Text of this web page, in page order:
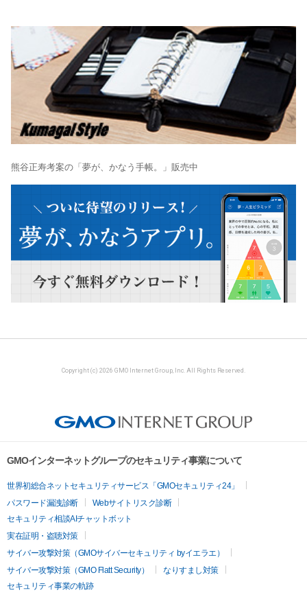
熊谷正寿考案の「夢が、かなう手帳。」販売中
Copyright (c) 2026 GMO Internet Group, Inc. All Rights Reserved.
GMOインターネットグループのセキュリティ事業について
世界初総合ネットセキュリティサービス「GMOセキュリティ24」
パスワード漏洩診断
Webサイトリスク診断
セキュリティ相談AIチャットボット
実在証明・盗聴対策
サイバー攻撃対策（GMOサイバーセキュリティ byイエラエ）
サイバー攻撃対策（GMO Flatt Security）
なりすまし対策
セキュリティ事業の軌跡